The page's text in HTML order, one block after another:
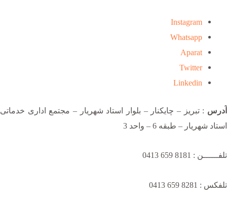
Instagram
Whatsapp
Aparat
Twitter
Linkedin
آدرس : تبریز – چایکنار – بلوار استاد شهریار – مجتمع اداری خدماتی
استاد شهریار – طبقه 6 – واحد 3
تلفــــــن : 8181 659 0413
تلفکس : 8281 659 0413